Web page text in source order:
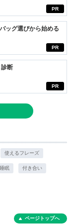
PR
PR
ッグ選びから始める
PR
断
使えるフレーズ
睡眠 付き合い
ページトップへ